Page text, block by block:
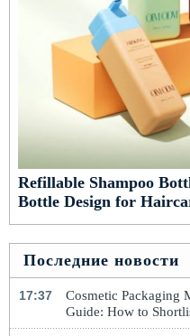
Refillable Shampoo
Bottle Design for
Последние новости
17:37
Cosmetic Packaging
Guide: How to